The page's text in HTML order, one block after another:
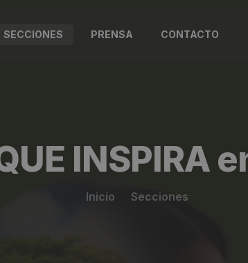
SECCIONES PRENSA CONTACTO
INSPIRA
Inicio Secciones